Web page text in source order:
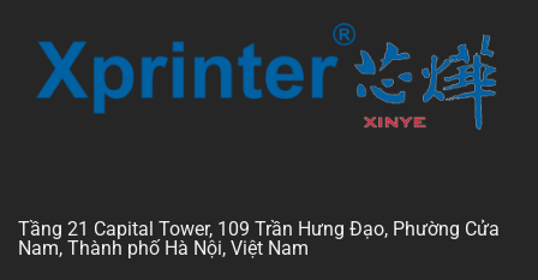
Tầng 21 Capital Tower, 109 Trần Hưng Đạo, Phường Cửa
Nam, Thành phố Hà Nội, Việt Nam